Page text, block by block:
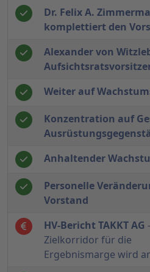
Dr. Felix A.
komplettiert den
Alexander von
Weiter auf
Konzentration auf
Anhaltender
Personelle
Vorstand
HV-Bericht TAKKT AG -
Zielkorridor für die
Ergebnismarge wird